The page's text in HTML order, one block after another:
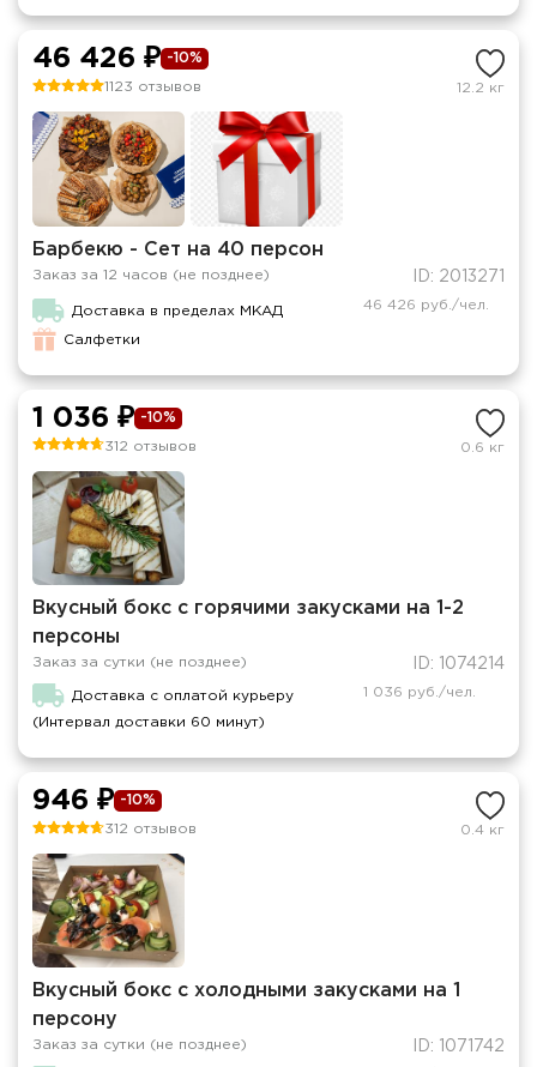
46 426 ₽ -10%
1123 отзывов 12.2 кг
Барбекю - Сет на 40 персон
Заказ за 12 часов (не позднее) ID: 2013271
Доставка в пределах МКАД
Салфетки
46 426 руб./чел.
1 036 ₽ -10%
312 отзывов 0.6 кг
Вкусный бокс с горячими закусками на 1-2
персоны
Заказ за сутки (не позднее) ID: 1074214
Доставка с оплатой курьеру
(Интервал доставки 60 минут)
1 036 руб./чел.
946 ₽ -10%
312 отзывов 0.4 кг
Вкусный бокс с холодными закусками на 1
персону
Заказ за сутки (не позднее) ID: 1071742